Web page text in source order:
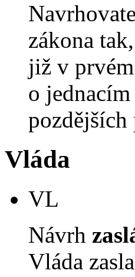
zákona
již v
o
pozdějších
Vláda
VL
Návrh
Vláda